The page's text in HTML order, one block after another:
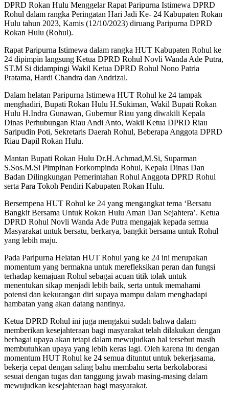
DPRD Rokan Hulu Menggelar Rapat Paripurna Istimewa DPRD
Rohul dalam rangka Peringatan Hari Jadi Ke- 24 Kabupaten Rokan
Hulu tahun 2023, Kamis (12/10/2023) diruang Paripurna DPRD
Rokan Hulu (Rohul).
Rapat Paripurna Istimewa dalam rangka HUT Kabupaten Rohul ke
24 dipimpin langsung Ketua DPRD Rohul Novli Wanda Ade Putra,
ST.M Si didampingi Wakil Ketua DPRD Rohul Nono Patria
Pratama, Hardi Chandra dan Andrizal.
Dalam helatan Paripurna Istimewa HUT Rohul ke 24 tampak
menghadiri, Bupati Rokan Hulu H.Sukiman, Wakil Bupati Rokan
Hulu H.Indra Gunawan, Gubernur Riau yang diwakili Kepala
Dinas Perhubungan Riau Andi Anto, Wakil Ketua DPRD Riau
Saripudin Poti, Sekretaris Daerah Rohul, Beberapa Anggota DPRD
Riau Dapil Rokan Hulu.
Mantan Bupati Rokan Hulu Dr.H.Achmad,M.Si, Suparman
S.Sos.M.Si Pimpinan Forkompinda Rohul, Kepala Dinas Dan
Badan Dilingkungan Pemerintahan Rohul Anggota DPRD Rohul
serta Para Tokoh Pendiri Kabupaten Rokan Hulu.
Bersempena HUT Rohul ke 24 yang mengangkat tema ‘Bersatu
Bangkit Bersama Untuk Rokan Hulu Aman Dan Sejahtera’. Ketua
DPRD Rohul Novli Wanda Ade Putra mengajak kepada semua
Masyarakat untuk bersatu, berkarya, bangkit bersama untuk Rohul
yang lebih maju.
Pada Paripurna Helatan HUT Rohul yang ke 24 ini merupakan
momentum yang bermakna untuk merefleksikan peran dan fungsi
terhadap kemajuan Rohul sebagai acuan titik tolak untuk
menentukan sikap menjadi lebih baik, serta untuk memahami
potensi dan kekurangan diri supaya mampu dalam menghadapi
hambatan yang akan datang nantinya.
Ketua DPRD Rohul ini juga mengakui sudah bahwa dalam
memberikan kesejahteraan bagi masyarakat telah dilakukan dengan
berbagai upaya akan tetapi dalam mewujudkan hal tersebut masih
membutuhkan upaya yang lebih keras lagi. Oleh karena itu dengan
momentum HUT Rohul ke 24 semua dituntut untuk bekerjasama,
bekerja cepat dengan saling bahu membahu serta berkolaborasi
sesuai dengan tugas dan tanggung jawab masing-masing dalam
mewujudkan kesejahteraan bagi masyarakat.